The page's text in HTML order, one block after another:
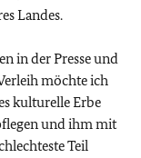
Landes.
in der Presse und
möchte ich
kulturelle Erbe
und ihm mit
Teil